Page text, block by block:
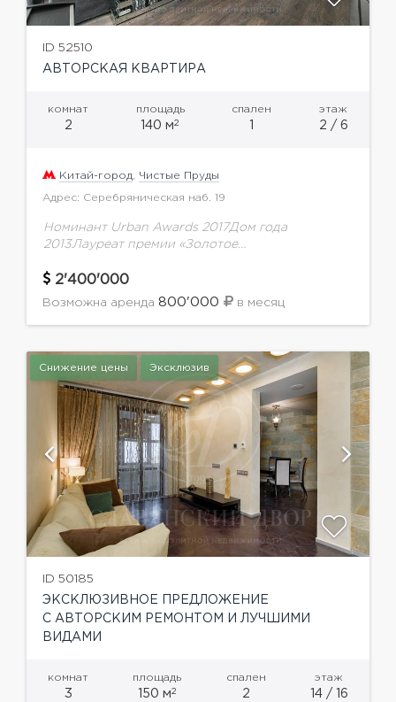
ID 52510
АВТОРСКАЯ КВАРТИРА
комнат
2
площадь
140 м2
спален этаж
2 / 6
Китай-город, Чистые Пруды
Адрес: Серебряническая наб. 19
Номинант Urban Awards 2017Дом года
2013Лауреат премии «Золотое
области Российской архитектуры “ARX
AWARDS-2006” в номинации «Проект здания/
2006 в...
2'400'000
Возможна аренда 800'000 в месяц
Снижение цены Эксклюзив
ID 50185
ЭКСКЛЮЗИВНОЕ ПРЕДЛОЖЕНИЕ
С АВТОРСКИМ РЕМОНТОМ И ЛУЧШИМИ
ВИДАМИ
комнат
3
площадь
150 м2
спален
2
этаж
14 / 16